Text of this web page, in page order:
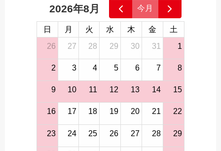
2026年8月 今月
日 月 火 水 木 金
土
26
27 28 29 30 31 1
2 3 4 5 6 7 8
9 10 11 12 13 14 15
16 17 18 19 20 21 22
23 24 25 26 27 28 29